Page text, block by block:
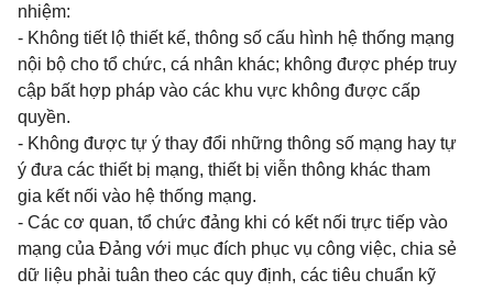
nhiệm:
- Không tiết lộ thiết kế, thông số cấu hình hệ thống mạng
nội bộ cho tổ chức, cá nhân khác; không được phép truy
cập bất hợp pháp vào các khu vực không được cấp
quyền.
- Không được tự ý thay đổi những thông số mạng hay tự
ý đưa các thiết bị mạng, thiết bị viễn thông khác tham
gia kết nối vào hệ thống mạng.
- Các cơ quan, tổ chức đảng khi có kết nối trực tiếp vào
mạng của Đảng với mục đích phục vụ công việc, chia sẻ
dữ liệu phải tuân theo các quy định, các tiêu chuẩn kỹ